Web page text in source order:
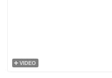
VIDEO